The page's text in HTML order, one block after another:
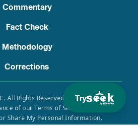
Try
Commentary
Fact Check
Methodology
Corrections
All Rights Reserved. Use of this site
of our Terms of Service, Privacy
Share My Personal Information.